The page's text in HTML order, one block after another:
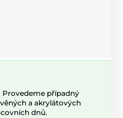
Provedeme případný
a akrylátových
dnů.